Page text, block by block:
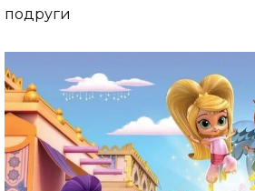
подруги